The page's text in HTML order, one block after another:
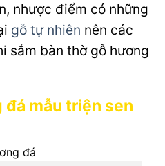
nhược điểm có những
gỗ tự nhiên nên các
sắm bàn thờ gỗ hương
mẫu triện sen